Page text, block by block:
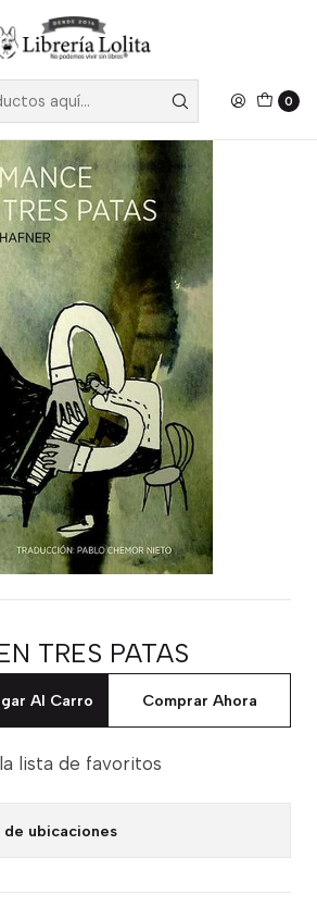
0
a todo Chile
TRES PATAS
Al Carro Comprar Ahora
lista de favoritos
ubicaciones